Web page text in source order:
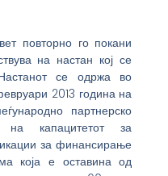
повторно го покани
на настан кој се
се одржа во
2013 година на
партнерско
на капацитетот за
за финансирање
која е оставина од